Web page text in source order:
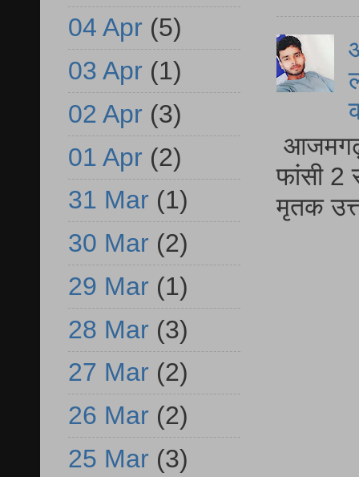
आजमगढ़
फांसी 2
मृतक
04 Apr (5)
03 Apr (1)
02 Apr (3)
01 Apr (2)
31 Mar (1)
30 Mar (2)
29 Mar (1)
28 Mar (3)
27 Mar (2)
26 Mar (2)
25 Mar (3)